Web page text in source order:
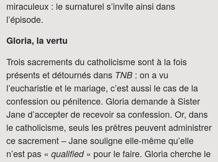
miraculeux : le surnaturel s’invite ainsi dans
l’épisode.
Gloria, la vertu
Trois sacrements du catholicisme sont à la fois
présents et détournés dans TNB : on a vu
l’eucharistie et le mariage, c’est aussi le cas de la
confession ou pénitence. Gloria demande à Sister
Jane d’accepter de recevoir sa confession. Or, dans
le catholicisme, seuls les prêtres peuvent administrer
ce sacrement – Jane souligne elle-même qu’elle
n’est pas « qualified» pour le faire. Gloria cherche le